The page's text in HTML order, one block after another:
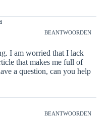
BEANTWOORDEN
I am worried that I lack
that makes me full of
a question, can you help
BEANTWOORDEN